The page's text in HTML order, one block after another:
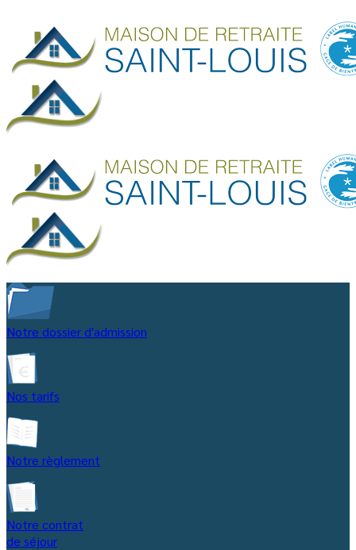
Notre dossier d'admission
Nos tarifs
Notre règlement
Notre contrat
de séjour